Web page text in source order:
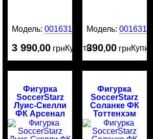
Модель:0016316
3 990,00 грнКупить
Модель:0016314
390,00 грнКупить
Фигурка
SoccerStarz
Луис-Скелли
ФК Арсенал
Фигурка
SoccerStarz
Соланке ФК
Тоттенхэм